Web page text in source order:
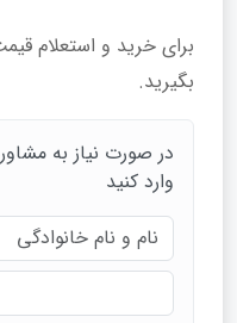
برای خرید و استعلام
بگیرید.
در صورت نیاز به
وارد کنید